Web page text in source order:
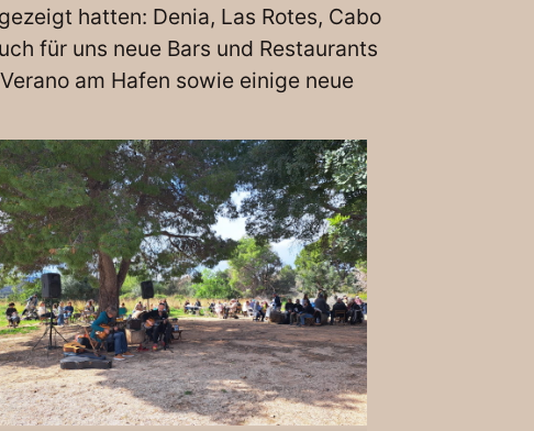
hatten: Denia, Las Rotes, Cabo
für uns neue Bars und Restaurants
am Hafen sowie einige neue